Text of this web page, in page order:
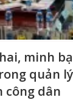
minh
quản
công dân